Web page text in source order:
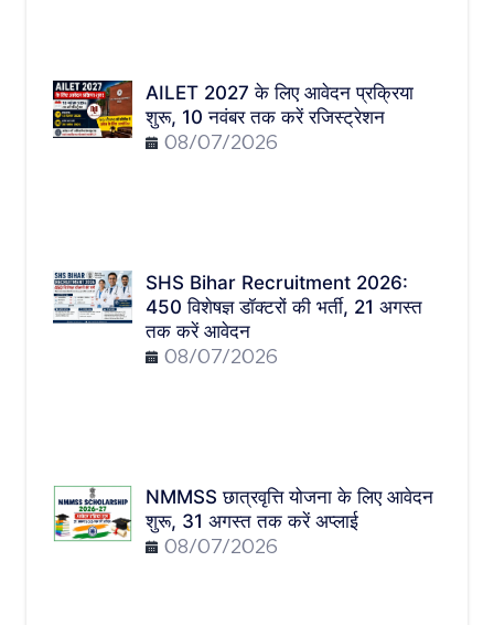
AILET 2027 के लिए आवेदन प्रक्रिया
शुरू, 10 नवंबर तक करें रजिस्ट्रेशन
08/07/2026
SHS Bihar Recruitment 2026:
450 विशेषज्ञ डॉक्टरों की भर्ती, 21 अगस्त
तक करें आवेदन
08/07/2026
NMMSS छात्रवृत्ति योजना के लिए आवेदन
शुरू, 31 अगस्त तक करें अप्लाई
08/07/2026